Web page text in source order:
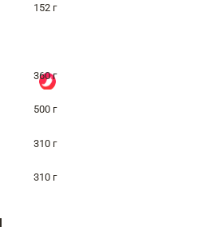
152 г
360 г
500 г
310 г
310 г